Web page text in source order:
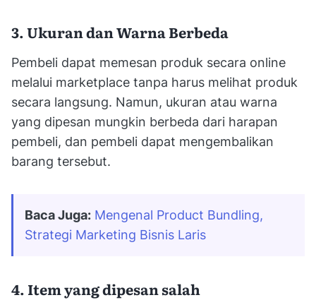
3. Ukuran dan Warna Berbeda
Pembeli dapat memesan produk secara online
melalui marketplace tanpa harus melihat produk
secara langsung. Namun, ukuran atau warna
yang dipesan mungkin berbeda dari harapan
pembeli, dan pembeli dapat mengembalikan
barang tersebut.
Baca Juga: Mengenal Product Bundling,
Strategi Marketing Bisnis Laris
4. Item yang dipesan salah